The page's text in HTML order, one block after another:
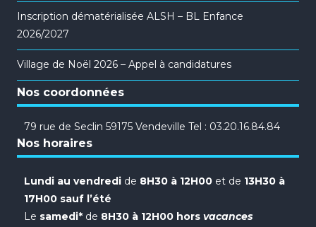
Inscription dématérialisée ALSH – BL Enfance
2026/2027
Village de Noël 2026 – Appel à candidatures
Nos coordonnées
79 rue de Seclin 59175 Vendeville Tel : 03.20.16.84.84
Nos horaires
Lundi au vendredi de 8H30 à 12H00 et de 13H30 à
17H00 sauf l’été
Le samedi* de 8H30 à 12H00 hors vacances